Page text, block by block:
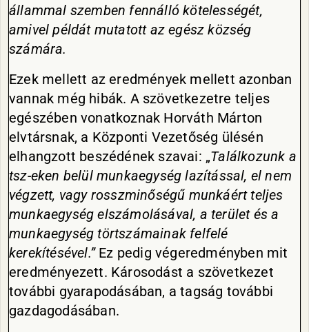
állammal szemben fennálló kötelességét,
amivel példát mutatott az egész község
számára.
Ezek mellett az eredmények mellett azonban
vannak még hibák. A szövetkezetre teljes
egészében vonatkoznak Horváth Márton
elvtársnak, a Központi Vezetőség ülésén
elhangzott beszédének szavai: „Találkozunk a
tsz-eken belül munkaegység lazítással, el nem
végzett, vagy rosszminőségű munkáért teljes
munkaegység elszámolásával, a terület és a
munkaegység törtszámainak felfelé
kerekítésével.”Ez pedig végeredményben mit
eredményezett. Károsodást a szövetkezet
további gyarapodásában, a tagság további
gazdagodásában.